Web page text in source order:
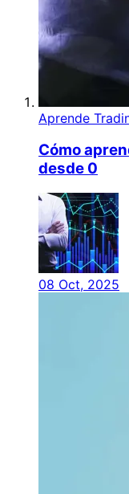
Aprende
Cómo
desde 0
08 Oct, 2025